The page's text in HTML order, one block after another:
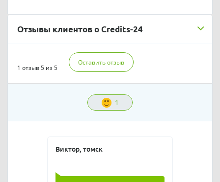
Отзывы клиентов о Credits-24
1 отзыв5 из 5
Оставить отзыв
1
Виктор, томск